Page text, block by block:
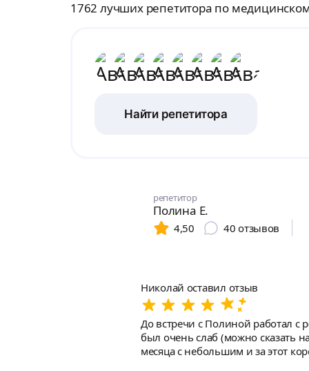
1762 лучших репетитора по
Найти репетитора
репетитор
Полина Е.
4,50
40 отзывов
Николай оставил отзыв
До встречи с Полиной работал с
был очень слаб (можно сказать
месяца с небольшим и за этот